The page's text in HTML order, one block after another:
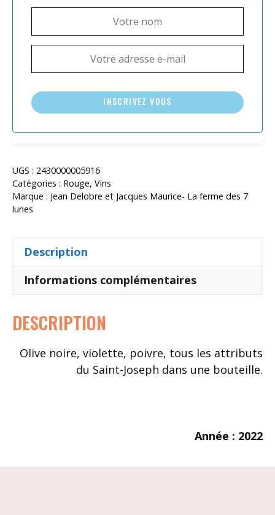
INSCRIVEZ VOUS
UGS : 2430000005916
Catégories : Rouge, Vins
Marque : Jean Delobre et Jacques Maurice- La ferme des 7
lunes
Description
Informations complémentaires
DESCRIPTION
Olive noire, violette, poivre, tous les attributs
du Saint-Joseph dans une bouteille.
Année : 2022